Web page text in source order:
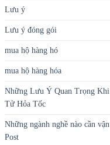
Lưu ý
Lưu ý đóng gói
mua hộ hàng hó
mua hộ hàng hóa
Những Lưu Ý Quan Trọng
Tử Hỏa Tốc
Những ngành nghề nào cần
Post